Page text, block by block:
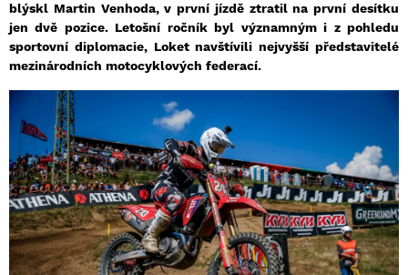
blýskl Martin Venhoda, v první jízdě ztratil na první desítku
jen dvě pozice. Letošní ročník byl významným i z pohledu
sportovní diplomacie, Loket navštívili nejvyšší představitelé
mezinárodních motocyklových federací.